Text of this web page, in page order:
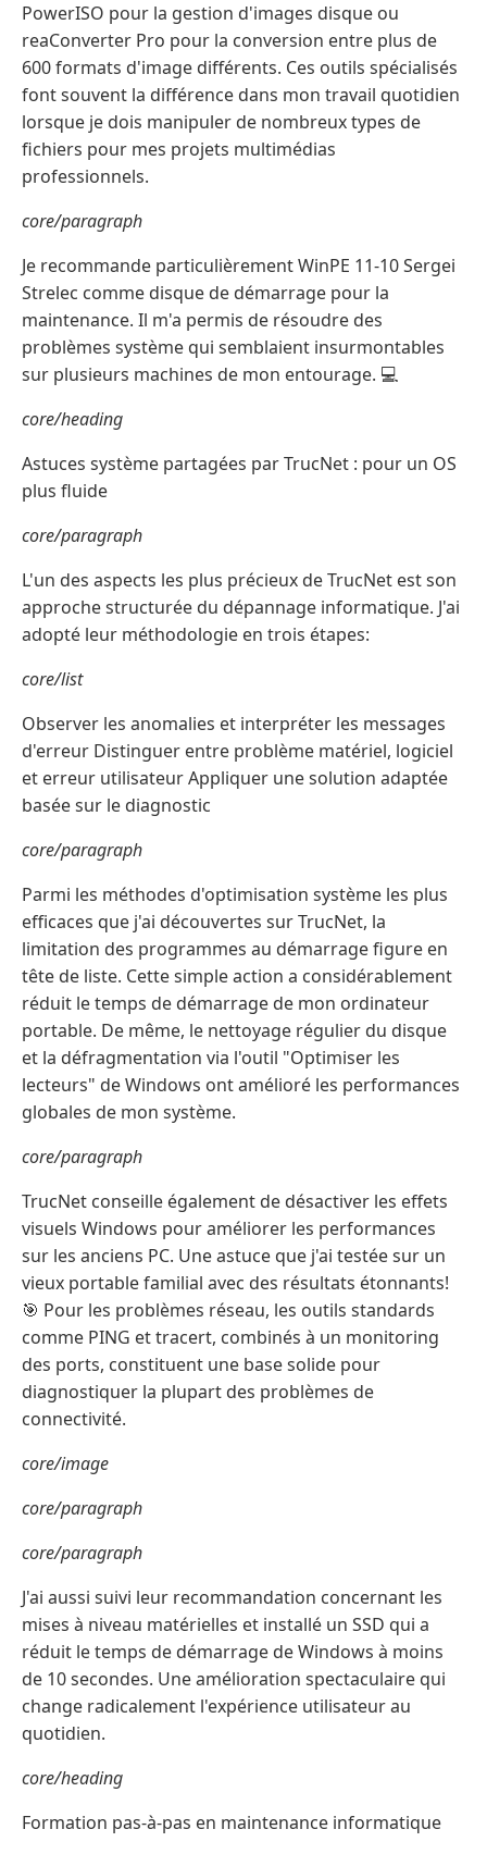
PowerISO pour la gestion d'images disque ou
reaConverter Pro pour la conversion entre plus de
600 formats d'image différents. Ces outils spécialisés
font souvent la différence dans mon travail quotidien
lorsque je dois manipuler de nombreux types de
fichiers pour mes projets multimédias
professionnels.
core/paragraph
Je recommande particulièrement WinPE 11-10 Sergei
Strelec comme disque de démarrage pour la
maintenance. Il m'a permis de résoudre des
problèmes système qui semblaient insurmontables
sur plusieurs machines de mon entourage. 💻
core/heading
Astuces système partagées par TrucNet : pour un OS
plus fluide
core/paragraph
L'un des aspects les plus précieux de TrucNet est son
approche structurée du dépannage informatique. J'ai
adopté leur méthodologie en trois étapes:
core/list
Observer les anomalies et interpréter les messages
d'erreur Distinguer entre problème matériel, logiciel
et erreur utilisateur Appliquer une solution adaptée
basée sur le diagnostic
core/paragraph
Parmi les méthodes d'optimisation système les plus
efficaces que j'ai découvertes sur TrucNet, la
limitation des programmes au démarrage figure en
tête de liste. Cette simple action a considérablement
réduit le temps de démarrage de mon ordinateur
portable. De même, le nettoyage régulier du disque
et la défragmentation via l'outil "Optimiser les
lecteurs" de Windows ont amélioré les performances
globales de mon système.
core/paragraph
TrucNet conseille également de désactiver les effets
visuels Windows pour améliorer les performances
sur les anciens PC. Une astuce que j'ai testée sur un
vieux portable familial avec des résultats étonnants!
🎯 Pour les problèmes réseau, les outils standards
comme PING et tracert, combinés à un monitoring
des ports, constituent une base solide pour
diagnostiquer la plupart des problèmes de
connectivité.
core/image
core/paragraph
core/paragraph
J'ai aussi suivi leur recommandation concernant les
mises à niveau matérielles et installé un SSD qui a
réduit le temps de démarrage de Windows à moins
de 10 secondes. Une amélioration spectaculaire qui
change radicalement l'expérience utilisateur au
quotidien.
core/heading
Formation pas-à-pas en maintenance informatique